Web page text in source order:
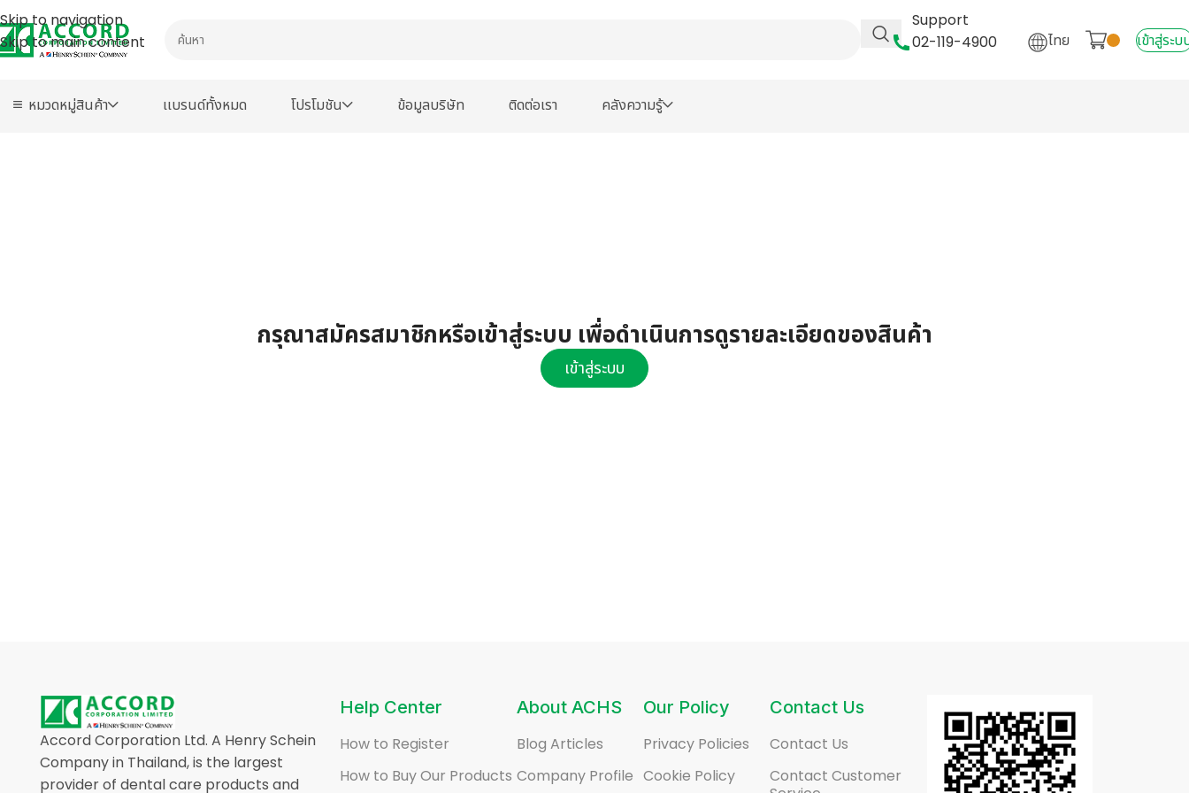
Skip to navigation
Skip to main content
Support
02-119-4900
ไทย เข้าสู่ระบ
หมวดหมู่สินค้า เเบรนด์ทั้งหมด โปรโมชัน ข้อมูลบริษัท ติดต่อเรา คลังความรู้
กรุณาสมัครสมาชิกหรือเข้าสู่ระบบ เพื่อดำเนินการดูรายละเอียดของสินค้า
เข้าสู่ระบบ
Accord Corporation Ltd. A Henry Schein
Company in Thailand, is the largest
provider of dental care products and
Help Center
How to Register
How to Buy Our Products
About ACHS
Blog Articles
Company Profile
Our Policy
Privacy Policies
Cookie Policy
Contact Us
Contact Us
Contact Customer